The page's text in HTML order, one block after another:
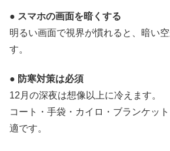
● スマホの画面を暗くする
明るい画面で視界が慣れると、暗い
す。
● 防寒対策は必須
12月の深夜は想像以上に冷えます。
コート・手袋・カイロ・ブランケッ
適です。